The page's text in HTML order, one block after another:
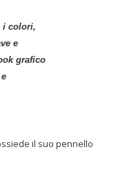
i colori,
e
grafico
il suo pennello